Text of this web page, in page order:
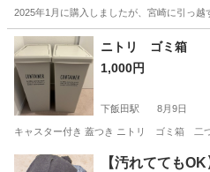
2025年1月に購入しましたが、宮崎に引っ
神奈川 川崎市 読売ランド前駅
ニトリ ゴミ箱
1,000円
下飯田駅 8月9日
キャスター付き 蓋つき ニトリ ゴミ箱 二つ
神奈川 横浜市 下飯田駅 イン
【汚れてても